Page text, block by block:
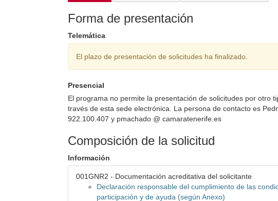
Forma de presentación
Telemática
El plazo de presentación de solicitudes ha finalizado.
Presencial
El programa no permite la presentación de solicitudes por otro
través de esta sede electrónica. La persona de contacto es
922.100.407 y pmachado @ camaratenerife.es
Composición de la solicitud
Información
001GNR2 - Documentación acreditativa del solicitante
Declaración responsable del cumplimiento de las
participación y de ayuda (según Anexo)